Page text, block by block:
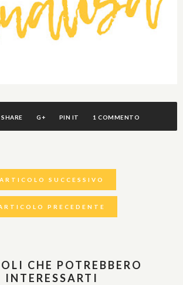
SHARE G+ PIN IT 1 COMMENTO
ARTICOLO SUCCESSIVO
PRECEDENTE
CHE POTREBBERO
INTERESSARTI